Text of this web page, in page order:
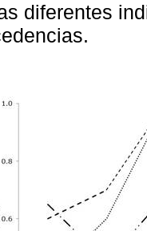
diferentes